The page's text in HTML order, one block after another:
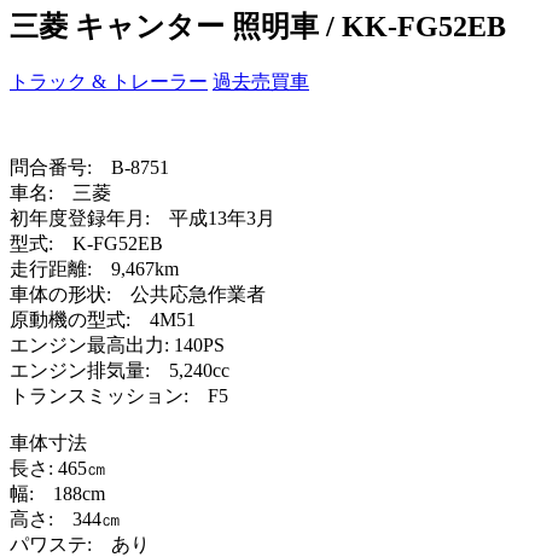
三菱 キャンター 照明車 / KK-FG52EB
トラック & トレーラー 過去売買車
問合番号: B-8751
車名: 三菱
初年度登録年月: 平成13年3月
型式: K-FG52EB
走行距離: 9,467km
車体の形状: 公共応急作業者
原動機の型式: 4M51
エンジン最高出力: 140PS
エンジン排気量: 5,240cc
トランスミッション: F5
車体寸法
長さ: 465㎝
幅: 188cm
高さ: 344㎝
パワステ: あり